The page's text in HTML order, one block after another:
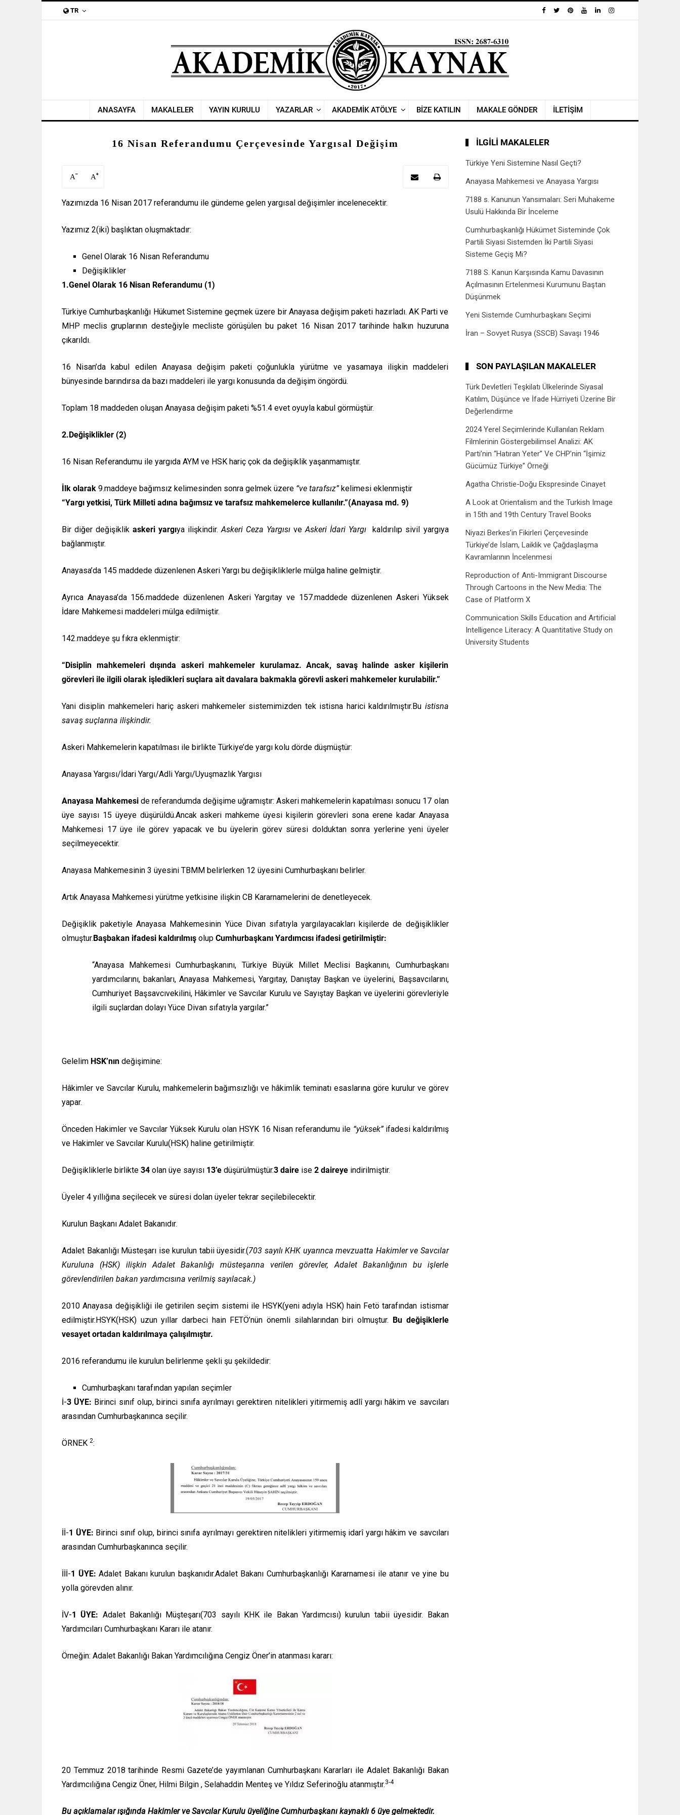
TR
ANASAYFA MAKALELER YAYIN KURULU YAZARLAR AKADEMİK ATÖLYE BİZE KATILIN MAKALE GÖNDER İLETİŞİM
16 Nisan Referandumu Çerçevesinde Yargısal Değişim
A A
Yazımızda 16 Nisan 2017 referandumu ile gündeme gelen yargısal değişimler incelenecektir.
Yazımız 2(iki) başlıktan oluşmaktadır:
Genel Olarak 16 Nisan Referandumu
Değişiklikler
1.Genel Olarak 16 Nisan Referandumu (1)
Türkiye Cumhurbaşkanlığı Hükumet Sistemine geçmek üzere bir Anayasa değişim paketi hazırladı. AK Parti ve
MHP meclis gruplarının desteğiyle mecliste görüşülen bu paket 16 Nisan 2017 tarihinde halkın huzuruna
çıkarıldı.
16 Nisan’da kabul edilen Anayasa değişim paketi çoğunlukla yürütme ve yasamaya ilişkin maddeleri
bünyesinde barındırsa da bazı maddeleri ile yargı konusunda da değişim öngördü.
Toplam 18 maddeden oluşan Anayasa değişim paketi %51.4 evet oyuyla kabul görmüştür.
2.Değişiklikler (2)
16 Nisan Referandumu ile yargıda AYM ve HSK hariç çok da değişiklik yaşanmamıştır.
İlk olarak 9.maddeye bağımsız kelimesinden sonra gelmek üzere “ve tarafsız”kelimesi eklenmiştir
“Yargı yetkisi, Türk Milleti adına bağımsız ve tarafsız mahkemelerce kullanılır.”(Anayasa md. 9)
Bir diğer değişiklikaskeri yargıya ilişkindir.Askeri Ceza Yargısı ve Askeri İdari Yargı
kaldırılıp sivil yargıya
bağlanmıştır.
Anayasa’da 145 maddede düzenlenen Askeri Yargı bu değişikliklerle mülga haline gelmiştir.
Ayrıca Anayasa’da 156.maddede düzenlenen Askeri Yargıtay ve 157.maddede düzenlenen Askeri Yüksek
İdare Mahkemesi maddeleri mülga edilmiştir.
142.maddeye şu fıkra eklenmiştir:
“Disiplin mahkemeleri dışında askeri mahkemeler kurulamaz. Ancak, savaş halinde asker kişilerin
görevleri ile ilgili olarak işledikleri suçlara ait davalara bakmakla görevli askeri mahkemeler kurulabilir.”
Yani disiplin mahkemeleri hariç askeri mahkemeler sistemimizden tek istisna harici kaldırılmıştır.Bu istisna
savaş suçlarına ilişkindir.
Askeri Mahkemelerin kapatılması ile birlikte Türkiye’de yargı kolu dörde düşmüştür:
Anayasa Yargısı/İdari Yargı/Adli Yargı/Uyuşmazlık Yargısı
Anayasa Mahkemesi de referandumda değişime uğramıştır: Askeri mahkemelerin kapatılması sonucu 17 olan
üye sayısı 15 üyeye düşürüldü.Ancak askeri mahkeme üyesi kişilerin görevleri sona erene kadar Anayasa
Mahkemesi 17 üye ile görev yapacak ve bu üyelerin görev süresi dolduktan sonra yerlerine yeni üyeler
seçilmeyecektir.
Anayasa Mahkemesinin 3 üyesini TBMM belirlerken 12 üyesini Cumhurbaşkanı belirler.
Artık Anayasa Mahkemesi yürütme yetkisine ilişkin CB Kararnamelerini de denetleyecek.
Değişiklik paketiyle Anayasa Mahkemesinin Yüce Divan sıfatıyla yargılayacakları kişilerde de değişiklikler
olmuştur.Başbakan ifadesi kaldırılmış olup Cumhurbaşkanı Yardımcısı ifadesi getirilmiştir:
“Anayasa Mahkemesi Cumhurbaşkanını, Türkiye Büyük Millet Meclisi Başkanını, Cumhurbaşkanı
yardımcılarını, bakanları, Anayasa Mahkemesi, Yargıtay, Danıştay Başkan ve üyelerini, Başsavcılarını,
Cumhuriyet Başsavcıvekilini, Hâkimler ve Savcılar Kurulu ve Sayıştay Başkan ve üyelerini görevleriyle
ilgili suçlardan dolayı Yüce Divan sıfatıyla yargılar.”
Gelelim HSK’nın değişimine:
Hâkimler ve Savcılar Kurulu, mahkemelerin bağımsızlığı ve hâkimlik teminatı esaslarına göre kurulur ve görev
yapar.
Önceden Hakimler ve Savcılar Yüksek Kurulu olan HSYK 16 Nisan referandumu ile “yüksek”ifadesi kaldırılmış
ve Hakimler ve Savcılar Kurulu(HSK) haline getirilmiştir.
Değişikliklerle birlikte 34 olan üye sayısı 13’e düşürülmüştür.3 daire ise 2 daireye indirilmiştir.
Üyeler 4 yıllığına seçilecek ve süresi dolan üyeler tekrar seçilebilecektir.
Kurulun Başkanı Adalet Bakanıdır.
Adalet Bakanlığı Müsteşarı ise kurulun tabii üyesidir.(703 sayılı KHK uyarınca mevzuatta Hakimler ve Savcılar
Kuruluna (HSK) ilişkin Adalet Bakanlığı müsteşarına verilen görevler, Adalet Bakanlığının bu işlerle
görevlendirilen bakan yardımcısına verilmiş sayılacak.)
2010 Anayasa değişikliği ile getirilen seçim sistemi ile HSYK(yeni adıyla HSK) hain Fetö tarafından istismar
edilmiştir.HSYK(HSK) uzun yıllar darbeci hain FETÖ’nün önemli silahlarından biri olmuştur. Bu değişiklerle
vesayet ortadan kaldırılmaya çalışılmıştır.
2016 referandumu ile kurulun belirlenme şekli şu şekildedir:
Cumhurbaşkanı tarafından yapılan seçimler
İ-3 ÜYE: Birinci sınıf olup, birinci sınıfa ayrılmayı gerektiren nitelikleri yitirmemiş adlî yargı hâkim ve savcıları
arasından Cumhurbaşkanınca seçilir.
ÖRNEK 2:
İİ-1 ÜYE: Birinci sınıf olup, birinci sınıfa ayrılmayı gerektiren nitelikleri yitirmemiş idarî yargı hâkim ve savcıları
arasından Cumhurbaşkanınca seçilir.
İİİ-1 ÜYE: Adalet Bakanı kurulun başkanıdır.Adalet Bakanı Cumhurbaşkanlığı Kararnamesi ile atanır ve yine bu
yolla görevden alınır.
İV-1 ÜYE: Adalet Bakanlığı Müşteşarı(703 sayılı KHK ile Bakan Yardımcısı) kurulun tabii üyesidir. Bakan
Yardımcıları Cumhurbaşkanı Kararı ile atanır.
Örneğin: Adalet Bakanlığı Bakan Yardımcılığına Cengiz Öner’in atanması kararı:
20 Temmuz 2018 tarihinde Resmi Gazete’de yayımlanan Cumhurbaşkanı Kararları ile Adalet Bakanlığı Bakan
Yardımcılığına Cengiz Öner, Hilmi Bilgin , Selahaddin Menteş ve Yıldız Seferinoğlu atanmıştır.3-4
Bu açıklamalar ışığında Hakimler ve Savcılar Kurulu üyeliğine Cumhurbaşkanı kaynaklı 6 üye gelmektedir.
İLGILI MAKALELER
Türkiye Yeni Sistemine Nasıl Geçti?
Anayasa Mahkemesi ve Anayasa Yargısı
7188 s. Kanunun Yansımaları: Seri Muhakeme
Usulü Hakkında Bir İnceleme
Cumhurbaşkanlığı Hükümet Sisteminde Çok
Partili Siyasi Sistemden İki Partili Siyasi
Sisteme Geçiş Mi?
7188 S. Kanun Karşısında Kamu Davasının
Açılmasının Ertelenmesi Kurumunu Baştan
Düşünmek
Yeni Sistemde Cumhurbaşkanı Seçimi
İran – Sovyet Rusya (SSCB) Savaşı 1946
SON PAYLAŞILAN MAKALELER
Türk Devletleri Teşkilatı Ülkelerinde Siyasal
Katılım, Düşünce ve İfade Hürriyeti Üzerine Bir
Değerlendirme
2024 Yerel Seçimlerinde Kullanılan Reklam
Filmlerinin Göstergebilimsel Analizi: AK
Parti’nin “Hatıran Yeter” Ve CHP’nin “İşimiz
Gücümüz Türkiye” Örneği
Agatha Christie-Doğu Ekspresinde Cinayet
A Look at Orientalism and the Turkish Image
in 15th and 19th Century Travel Books
Niyazi Berkes’in Fikirleri Çerçevesinde
Türkiye’de İslam, Laiklik ve Çağdaşlaşma
Kavramlarının İncelenmesi
Reproduction of Anti-Immigrant Discourse
Through Cartoons in the New Media: The
Case of Platform X
Communication Skills Education and Artificial
Intelligence Literacy: A Quantitative Study on
University Students